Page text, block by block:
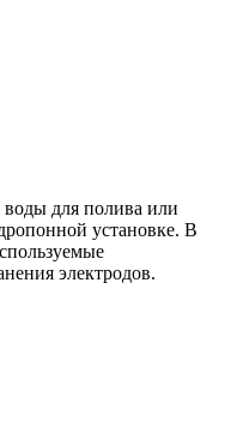
воды для полива или
установке. В
электродов.